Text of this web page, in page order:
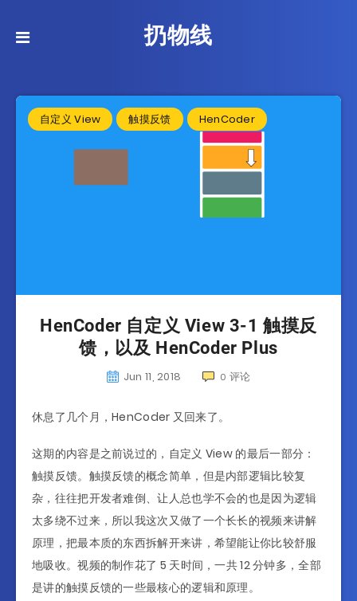
扔物线
自定义 View 触摸反馈 HenCoder
HenCoder 自定义 View 3-1 触摸反
馈，以及 HenCoder Plus
Jun 11, 2018 0 评论
休息了几个月，HenCoder 又回来了。
这期的内容是之前说过的，自定义 View 的最后一部分：
触摸反馈。触摸反馈的概念简单，但是内部逻辑比较复
杂，往往把开发者难倒、让人总也学不会的也是因为逻辑
太多绕不过来，所以我这次又做了一个长长的视频来讲解
原理，把最本质的东西拆解开来讲，希望能让你比较舒服
地吸收。视频的制作花了 5 天时间，一共 12 分钟多，全部
是讲的触摸反馈的一些最核心的逻辑和原理。